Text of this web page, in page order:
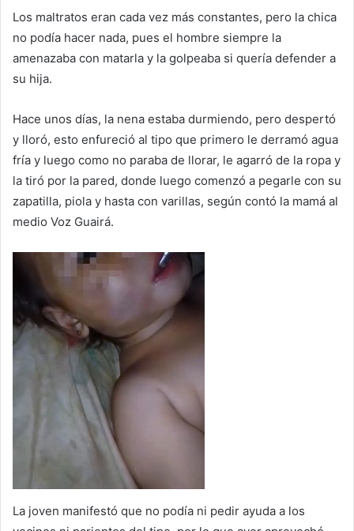
Los maltratos eran cada vez más constantes, pero la chica
no podía hacer nada, pues el hombre siempre la
amenazaba con matarla y la golpeaba si quería defender a
su hija.
Hace unos días, la nena estaba durmiendo, pero despertó
y lloró, esto enfureció al tipo que primero le derramó agua
fría y luego como no paraba de llorar, le agarró de la ropa y
la tiró por la pared, donde luego comenzó a pegarle con su
zapatilla, piola y hasta con varillas, según contó la mamá al
medio Voz Guairá.
La joven manifestó que no podía ni pedir ayuda a los